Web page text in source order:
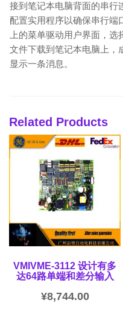
接到笔记本电脑背面的串行
配置实用程序以确保串行端
上的菜单驱动用户界面，
文件下载到笔记本电脑上，
显示一条消息。
Related Products
VMIVME-3112 设计有多
达64路单端和差分输入
¥8,744.00